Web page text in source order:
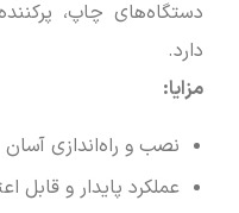
دستگاه‌های چاپ،
دارد.
مزایا:
نصب و راه‌اندازی آسان
عملکرد پایدار و قابل